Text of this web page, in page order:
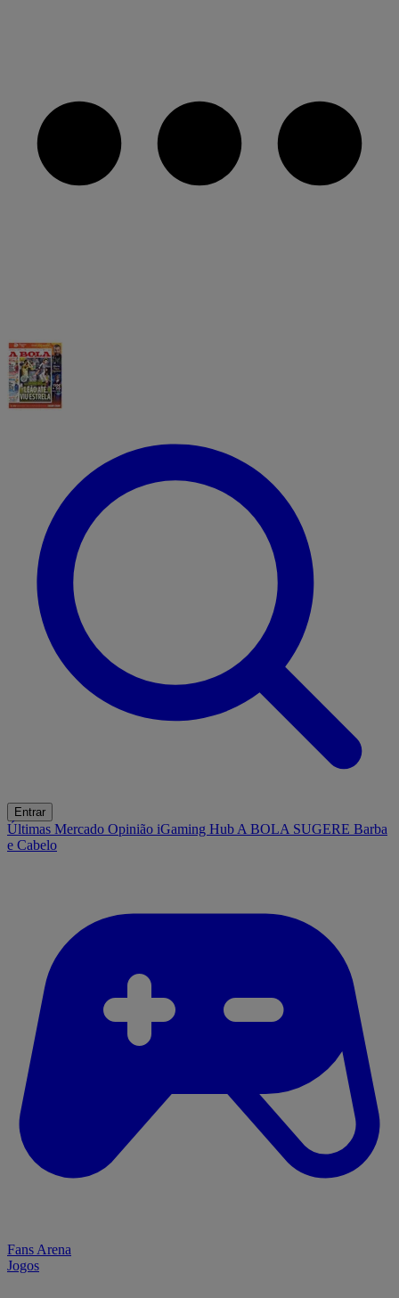
Entrar
Últimas Mercado Opinião iGaming Hub A BOLA SUGERE Barba
e Cabelo
Fans Arena
Jogos